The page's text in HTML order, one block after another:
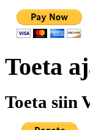
Toeta
Toeta siin